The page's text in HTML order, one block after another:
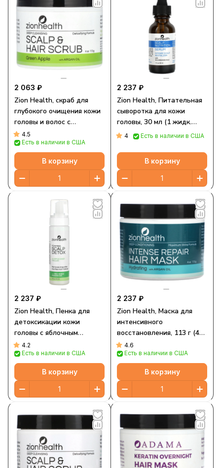
2 063 ₽
Zion Health, скраб для
глубокого очищения кожи
головы и волос с
аргановым маслом и
зеленым яблоком, 113 г (4
унции)
4.5
Есть в наличии в США
В корзину
2 237 ₽
Zion Health, Питательная
сыворотка для кожи
головы, 30 мл (1 жидк.
Унция)
4 Есть в наличии в США
В корзину
2 237 ₽
Zion Health, Пенка для
детоксикации кожи
головы с яблочным
уксусом, 210 мл
4.2
Есть в наличии в США
В корзину
2 237 ₽
Zion Health, Маска для
интенсивного
восстановления, 113 г (4
унции)
4.6
Есть в наличии в США
В корзину